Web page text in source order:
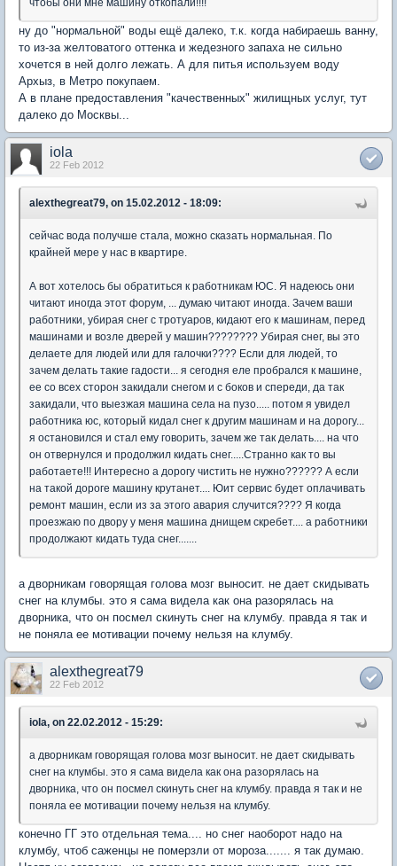
чтобы они мне машину откопали!!!!
ну до "нормальной" воды ещё далеко, т.к. когда набираешь ванну,
то из-за желтоватого оттенка и жедезного запаха не сильно
хочется в ней долго лежать. А для питья используем воду
Архыз, в Метро покупаем.
А в плане предоставления "качественных" жилищных услуг, тут
далеко до Москвы...
iola
22 Feb 2012
alexthegreat79, on 15.02.2012 - 18:09:
сейчас вода получше стала, можно сказать нормальная. По
крайней мере у нас в квартире.
А вот хотелось бы обратиться к работникам ЮС. Я надеюсь они
читают иногда этот форум, ... думаю читают иногда. Зачем ваши
работники, убирая снег с тротуаров, кидают его к машинам, перед
машинами и возле дверей у машин???????? Убирая снег, вы это
делаете для людей или для галочки???? Если для людей, то
зачем делать такие гадости... я сегодня еле пробрался к машине,
ее со всех сторон закидали снегом и с боков и спереди, да так
закидали, что выезжая машина села на пузо..... потом я увидел
работника юс, который кидал снег к другим машинам и на дорогу...
я остановился и стал ему говорить, зачем же так делать.... на что
он отвернулся и продолжил кидать снег.....Странно как то вы
работаете!!! Интересно а дорогу чистить не нужно?????? А если
на такой дороге машину крутанет.... Юит сервис будет оплачивать
ремонт машин, если из за этого авария случится???? Я когда
проезжаю по двору у меня машина днищем скребет.... а работники
продолжают кидать туда снег.......
а дворникам говорящая голова мозг выносит. не дает скидывать
снег на клумбы. это я сама видела как она разорялась на
дворника, что он посмел скинуть снег на клумбу. правда я так и
не поняла ее мотивации почему нельзя на клумбу.
alexthegreat79
22 Feb 2012
iola, on 22.02.2012 - 15:29:
а дворникам говорящая голова мозг выносит. не дает скидывать
снег на клумбы. это я сама видела как она разорялась на
дворника, что он посмел скинуть снег на клумбу. правда я так и не
поняла ее мотивации почему нельзя на клумбу.
конечно ГГ это отдельная тема.... но снег наоборот надо на
клумбу, чтоб саженцы не померзли от мороза....... я так думаю.